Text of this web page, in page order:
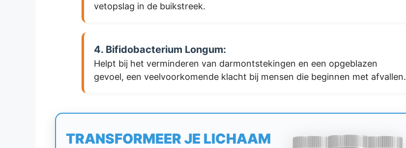
vetopslag in de buikstreek.
4. Bifidobacterium Longum:
Helpt bij het verminderen van darmontstekingen en een opgeblazen
gevoel, een veelvoorkomende klacht bij mensen die beginnen met afvallen.
TRANSFORMEER JE LICHAAM